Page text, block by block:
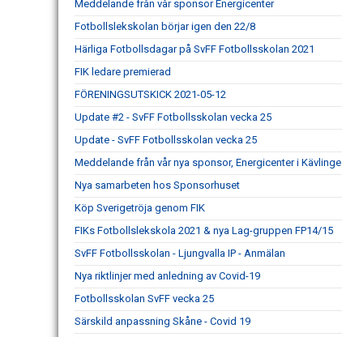
Meddelande från vår sponsor Energicenter
Fotbollslekskolan börjar igen den 22/8
Härliga Fotbollsdagar på SvFF Fotbollsskolan 2021
FIK ledare premierad
FÖRENINGSUTSKICK 2021-05-12
Update #2 - SvFF Fotbollsskolan vecka 25
Update - SvFF Fotbollsskolan vecka 25
Meddelande från vår nya sponsor, Energicenter i Kävlinge
Nya samarbeten hos Sponsorhuset
Köp Sverigetröja genom FIK
FIKs Fotbollslekskola 2021 & nya Lag-gruppen FP14/15
SvFF Fotbollsskolan - Ljungvalla IP - Anmälan
Nya riktlinjer med anledning av Covid-19
Fotbollsskolan SvFF vecka 25
Särskild anpassning Skåne - Covid 19